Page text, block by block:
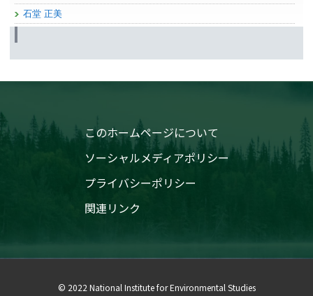
石堂 正美
このホームページについて
ソーシャルメディアポリシー
プライバシーポリシー
関連リンク
© 2022 National Institute for Environmental Studies